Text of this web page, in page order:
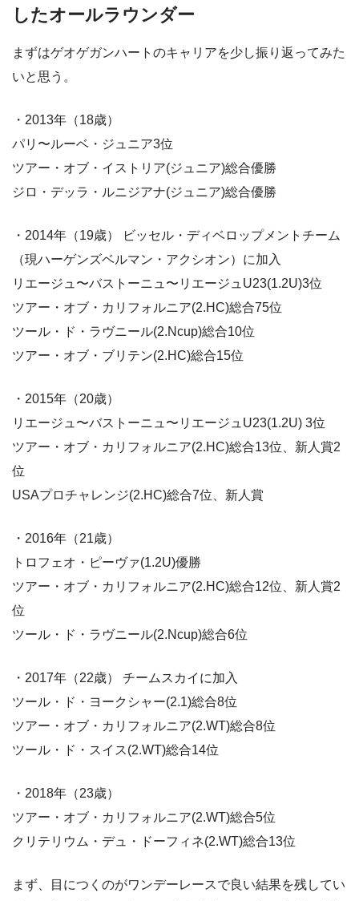
したオールラウンダー
まずはゲオゲガンハートのキャリアを少し振り返ってみた
いと思う。
・2013年（18歳）
パリ〜ルーベ・ジュニア3位
ツアー・オブ・イストリア(ジュニア)総合優勝
ジロ・デッラ・ルニジアナ(ジュニア)総合優勝
・2014年（19歳） ビッセル・ディベロップメントチーム
（現ハーゲンズベルマン・アクシオン）に加入
リエージュ〜バストーニュ〜リエージュU23(1.2U)3位
ツアー・オブ・カリフォルニア(2.HC)総合75位
ツール・ド・ラヴニール(2.Ncup)総合10位
ツアー・オブ・ブリテン(2.HC)総合15位
・2015年（20歳）
リエージュ〜バストーニュ〜リエージュU23(1.2U) 3位
ツアー・オブ・カリフォルニア(2.HC)総合13位、新人賞2
位
USAプロチャレンジ(2.HC)総合7位、新人賞
・2016年（21歳）
トロフェオ・ピーヴァ(1.2U)優勝
ツアー・オブ・カリフォルニア(2.HC)総合12位、新人賞2
位
ツール・ド・ラヴニール(2.Ncup)総合6位
・2017年（22歳） チームスカイに加入
ツール・ド・ヨークシャー(2.1)総合8位
ツアー・オブ・カリフォルニア(2.WT)総合8位
ツール・ド・スイス(2.WT)総合14位
・2018年（23歳）
ツアー・オブ・カリフォルニア(2.WT)総合5位
クリテリウム・デュ・ドーフィネ(2.WT)総合13位
まず、目につくのがワンデーレースで良い結果を残してい